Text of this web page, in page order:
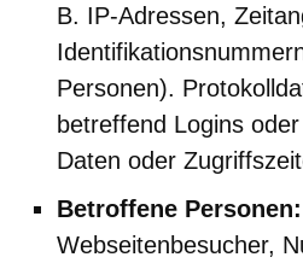
B. IP-Adressen,
Personen).
betreffend Logins
Daten oder
Betroffene Personen:
Webseitenbesucher,